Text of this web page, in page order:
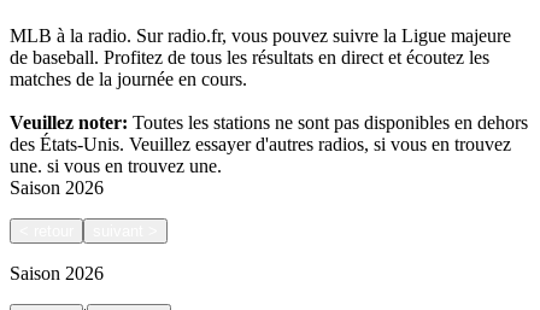
MLB à la radio. Sur radio.fr, vous pouvez suivre la Ligue majeure
de baseball. Profitez de tous les résultats en direct et écoutez les
matches de la journée en cours.
Veuillez noter: Toutes les stations ne sont pas disponibles en dehors
des États-Unis. Veuillez essayer d'autres radios, si vous en trouvez
une. si vous en trouvez une.
Saison 2026
Saison 2026